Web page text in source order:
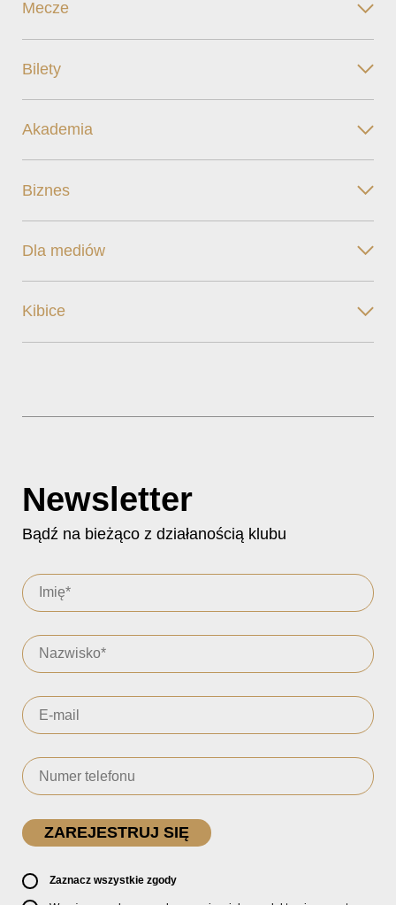
Mecze
Bilety
Akademia
Biznes
Dla mediów
Kibice
Newsletter
Bądź na bieżąco z działanością klubu
Zaznacz wszystkie zgody